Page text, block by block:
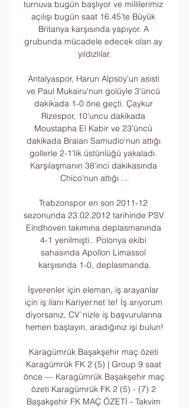
turnuva bugün başlıyor ve millilerimiz
açılışı bugün saat 16.45’te Büyük
Britanya karşısında yapıyor. A
grubunda mücadele edecek olan ay
yıldızlılar.
Antalyaspor, Harun Alpsoy'un asisti
ve Paul Mukairu'nun golüyle 3'üncü
dakikada 1-0 öne geçti. Çaykur
Rizespor, 10'uncu dakikada
Moustapha El Kabir ve 23'üncü
dakikada Braian Samudio'nun attığı
gollerle 2-1'lik üstünlüğü yakaladı.
Karşılaşmanın 38'inci dakikasında
Chico'nun attığı …
Trabzonspor en son 2011-12
sezonunda 23.02.2012 tarihinde PSV
Eindhoven takımına deplasmanında
4-1 yenilmişti.. Polonya ekibi
sahasında Apollon Limassol
karşısında 1-0, deplasmanda.
İşverenler için eleman, iş arayanlar
için iş ilanı Kariyer.net`te! İş arıyorum
diyorsanız, CV`nizle iş başvurularına
hemen başlayın, aradığınız işi bulun!
Karagümrük Başakşehir maç özeti
Karagümrük FK 2 (5) | Group 9 saat
önce — Karagümrük Başakşehir maç
özeti Karagümrük FK 2 (5) - (7) 2
Başakşehir FK MAÇ ÖZETİ - Takvim